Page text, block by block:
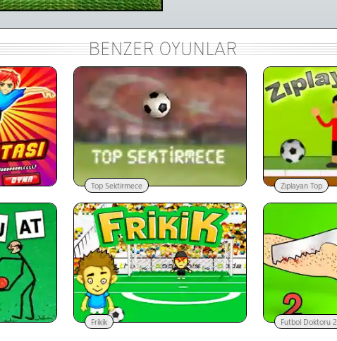
Top Sektirmece Zıplayan Top
Frikik Futbol Doktoru 2